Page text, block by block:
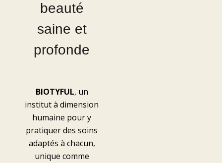
beauté
saine et
profonde
BIOTYFUL, un
institut à dimension
humaine pour y
pratiquer des soins
adaptés à chacun,
unique comme